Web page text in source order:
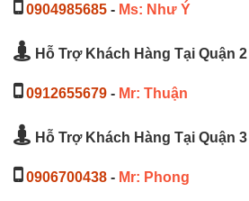
0904985685 - Ms: Như Ý
Hỗ Trợ Khách Hàng Tại Quận 2
0912655679 - Mr: Thuận
Hỗ Trợ Khách Hàng Tại Quận 3
0906700438 - Mr: Phong